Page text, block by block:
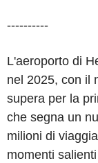
----------
L'aeroporto di
nel 2025, con il
supera per la
che segna un
milioni di
momenti